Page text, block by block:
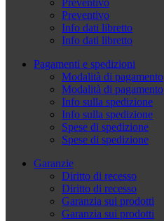
Preventivo
Preventivo
Info dati libretto
Info dati libretto
Pagamenti e spedizioni
Modalità di pagamento
Modalità di pagamento
Info sulla spedizione
Info sulla spedizione
Spese di spedizione
Spese di spedizione
Garanzie
Diritto di recesso
Diritto di recesso
Garanzia sui prodotti
Garanzia sui prodotti